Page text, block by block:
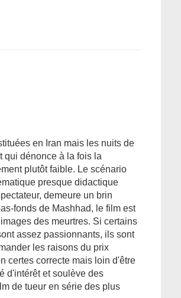
en Iran mais les nuits de
qui dénonce à la fois la
plutôt faible. Le scénario
presque didactique
demeure un brin
fonds de Mashhad, le film est
des meurtres. Si certains
assez passionnants, ils sont
les raisons du prix
certes correcte mais loin d'être
d'intérêt et soulève des
de tueur en série des plus